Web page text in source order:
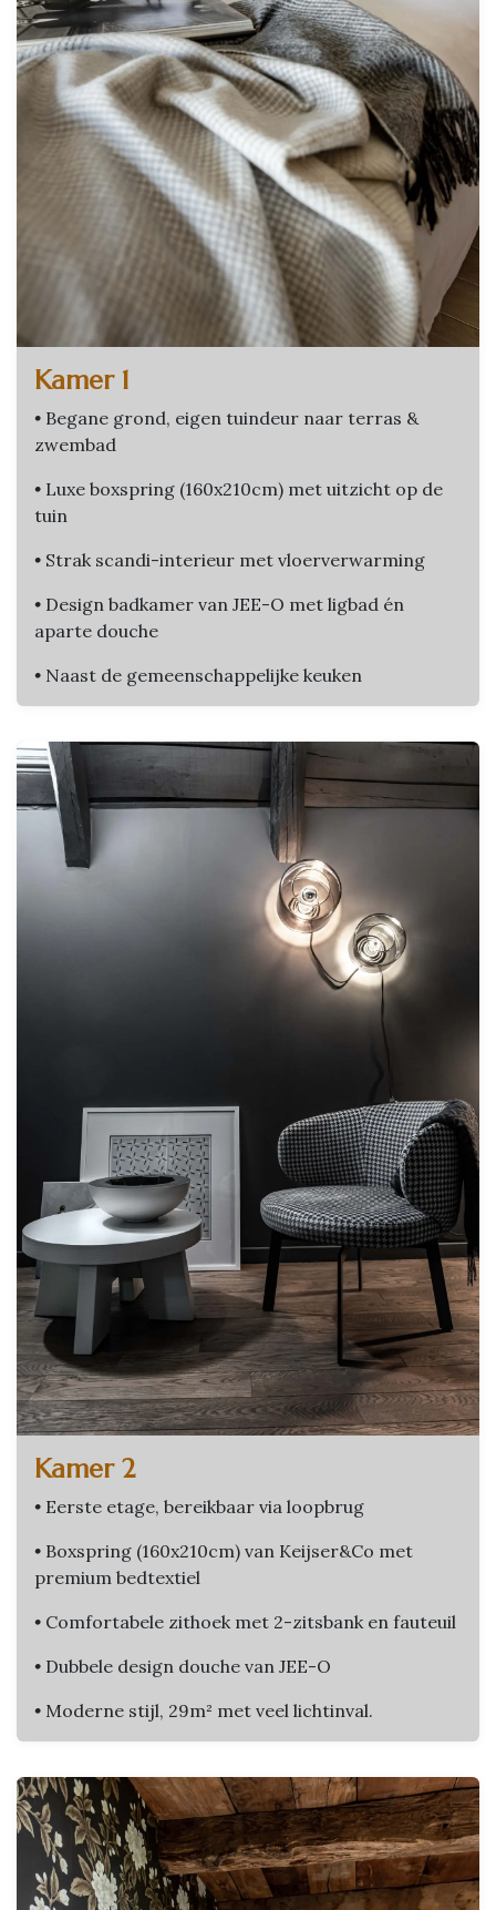
Kamer 1
• Begane grond, eigen tuindeur naar terras &
zwembad
• Luxe boxspring (160x210cm) met uitzicht op de
tuin
• Strak scandi-interieur met vloerverwarming
• Design badkamer van JEE-O met ligbad én
aparte douche
• Naast de gemeenschappelijke keuken
Kamer 2
• Eerste etage, bereikbaar via loopbrug
• Boxspring (160x210cm) van Keijser&Co met
premium bedtextiel
• Comfortabele zithoek met 2-zitsbank en fauteuil
• Dubbele design douche van JEE-O
• Moderne stijl, 29m² met veel lichtinval.